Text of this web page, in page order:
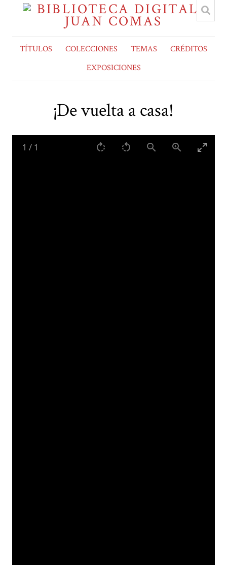
TÍTULOS COLECCIONES TEMAS
CRÉDITOS
EXPOSICIONES
¡De vuelta a casa!
1 / 1